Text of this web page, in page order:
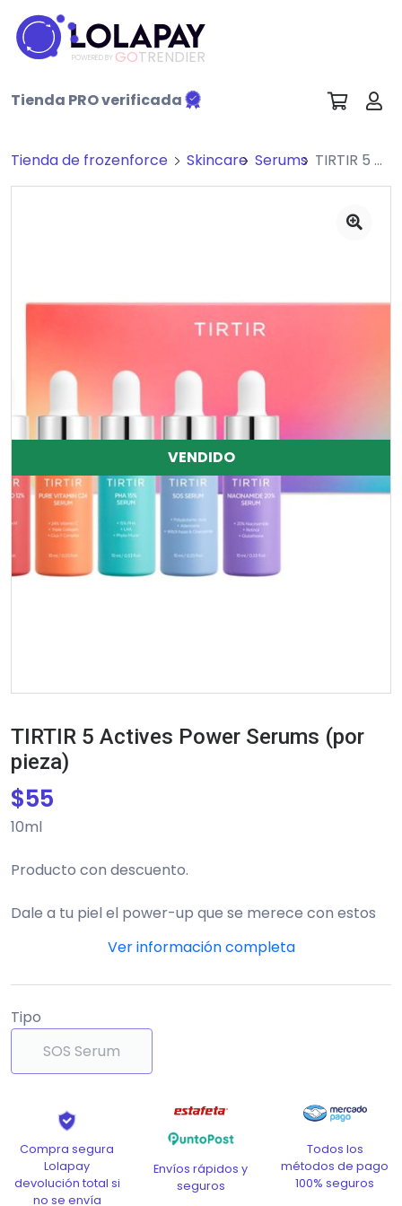
POWERED BY GOTRENDIER
Tienda PRO verificada
Tienda de frozenforce Skincare Serums TIRTIR 5 Actives Power Serums (por pieza)
VENDIDO
TIRTIR 5 Actives Power Serums (por
pieza)
$55
10ml
Producto con descuento.
Dale a tu piel el power-up que se merece con estos
concentrada, ¡es una bomba de beneficios para tu
cuidada.
Tipo
SOS Serum
Compra segura
Lolapay
devolución total si
no se envía
Envíos rápidos y
seguros
Todos los
métodos de pago
100% seguros